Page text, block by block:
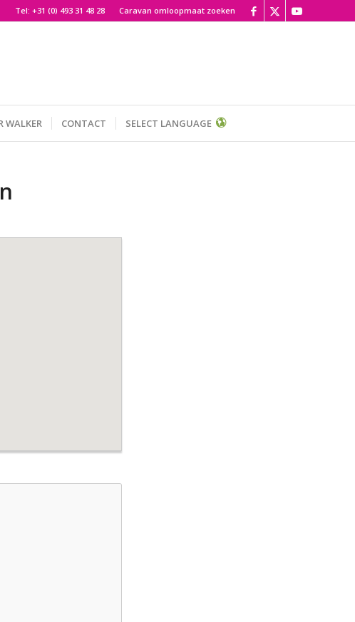
Caravan omloopmaat zoeken
Tel: +31 (0) 493 31 48 28
WALKER CONTACT SELECT LANGUAGE